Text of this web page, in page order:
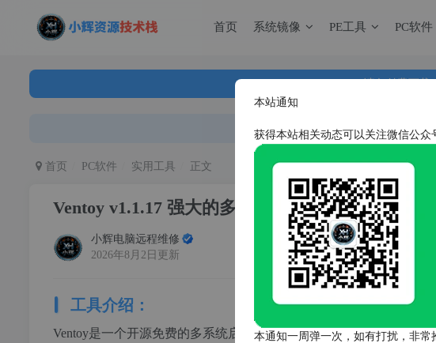
首页 系统镜像 PE工具 PC软件
请勿付费下载
获得网站更新动态可以
首页 PC软件 实用工具 正文
Ventoy v1.1.17 强大的多系统启动盘制作工具
小辉电脑远程维修
2026年8月2日更新
工具介绍：
Ventoy是一个开源免费的多系统启动盘制作工具，它彻底颠覆了传
本站通知
获得本站相关动态可以关注微信公众
本通知一周弹一次，如有打扰，非常